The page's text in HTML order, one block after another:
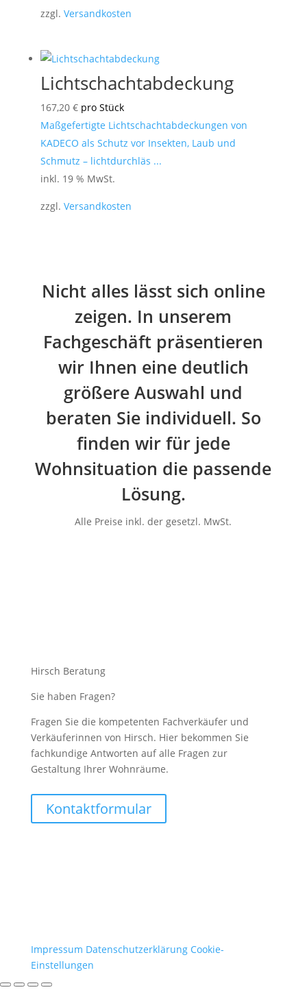
zzgl. Versandkosten
Lichtschachtabdeckung
167,20 € pro Stück
Maßgefertigte Lichtschachtabdeckungen von
KADECO als Schutz vor Insekten, Laub und
Schmutz – lichtdurchläs ...
inkl. 19 % MwSt.
zzgl. Versandkosten
Nicht alles lässt sich online
zeigen. In unserem
Fachgeschäft präsentieren
wir Ihnen eine deutlich
größere Auswahl und
beraten Sie individuell. So
finden wir für jede
Wohnsituation die passende
Lösung.
Alle Preise inkl. der gesetzl. MwSt.
Hirsch Beratung
Sie haben Fragen?
Fragen Sie die kompetenten Fachverkäufer und
Verkäuferinnen von Hirsch. Hier bekommen Sie
fachkundige Antworten auf alle Fragen zur
Gestaltung Ihrer Wohnräume.
Kontaktformular
Impressum Datenschutzerklärung Cookie-
Einstellungen